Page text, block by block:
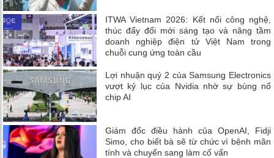
ITWA Vietnam 2026: Kết nối công nghệ,
thúc đẩy đổi mới sáng tạo và nâng tầm
doanh nghiệp điện tử Việt Nam trong
chuỗi cung ứng toàn cầu
Lợi nhuận quý 2 của Samsung Electronics
vượt kỷ lục của Nvidia nhờ sự bùng nổ
chip AI
Giám đốc điều hành của OpenAI, Fidji
Simo, cho biết bà sẽ từ chức vì bệnh mãn
tính và chuyển sang làm cố vấn